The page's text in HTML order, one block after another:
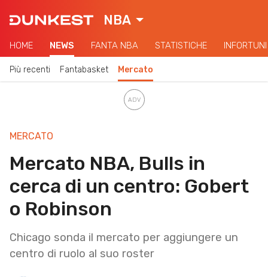
NBA
HOME NEWS FANTA NBA STATISTICHE INFORTUNI
Più recenti Fantabasket Mercato
MERCATO
Mercato NBA, Bulls in
cerca di un centro: Gobert
o Robinson
Chicago sonda il mercato per aggiungere un
centro di ruolo al suo roster